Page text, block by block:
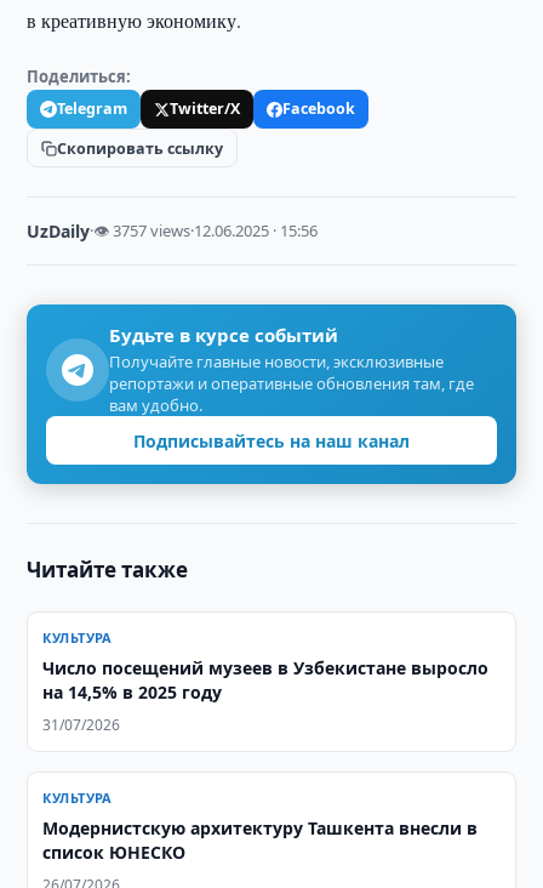
в креативную экономику.
Поделиться:
Telegram Twitter/X
Facebook
Скопировать ссылку
UzDaily·👁 3757 views·12.06.2025 · 15:56
Будьте в курсе событий
Получайте главные новости, эксклюзивные
репортажи и оперативные обновления там, где
вам удобно.
Подписывайтесь на наш канал
Читайте также
КУЛЬТУРА
Число посещений музеев в Узбекистане выросло
на 14,5% в 2025 году
31/07/2026
КУЛЬТУРА
Модернистскую архитектуру Ташкента внесли в
список ЮНЕСКО